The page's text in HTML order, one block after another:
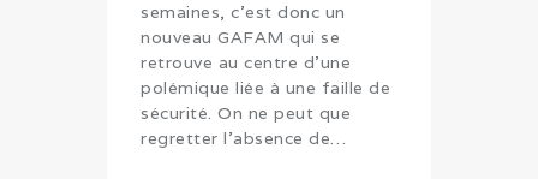
semaines, c’est donc un
nouveau GAFAM qui se
retrouve au centre d’une
polémique liée à une faille de
sécurité. On ne peut que
regretter l’absence de…